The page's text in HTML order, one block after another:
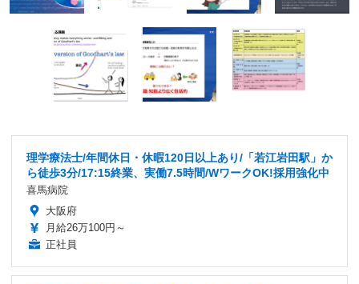
理学療法士/年間休日・休暇120日以上あり/「若江岩田駅」か
ら徒歩3分/17:15終業、実働7.5時間/WワークOK!採用強化中
喜馬病院
大阪府
月給26万100円～
正社員